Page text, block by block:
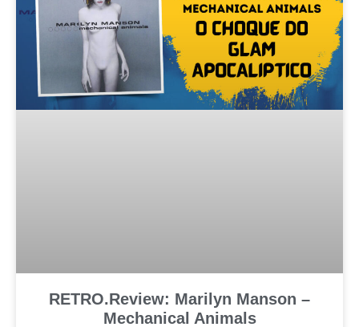
RETRO.Review: Marilyn Manson –
Mechanical Animals